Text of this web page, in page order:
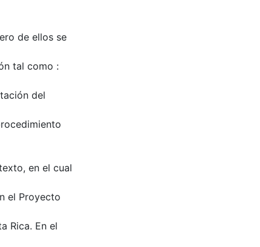
de ellos se
tal como :
del
en el cual
el Proyecto
Rica. En el